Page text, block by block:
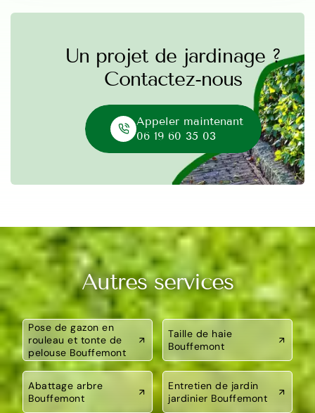
Un projet de jardinage ?
Contactez-nous
Appeler maintenant
06 19 60 35 03
Autres services
Pose de gazon en
rouleau et tonte de
pelouse Bouffemont
Taille de haie
Bouffemont
Abattage arbre
Bouffemont
Entretien de jardin
jardinier Bouffemont